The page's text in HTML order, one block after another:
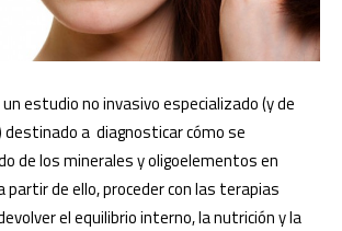
estudio no invasivo especializado (y de
destinado a diagnosticar cómo se
de los minerales y oligoelementos en
partir de ello, proceder con las terapias
el equilibrio interno, la nutrición y la